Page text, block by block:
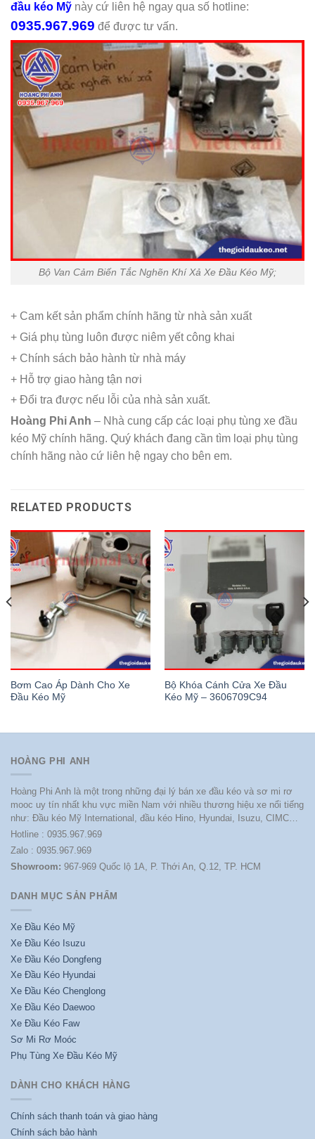
đầu kéo Mỹ này cứ liên hệ ngay qua số hotline:
0935.967.969 để được tư vấn.
Bộ Van Cảm Biến Tắc Nghẽn Khí Xả Xe Đầu Kéo Mỹ;
+ Cam kết sản phẩm chính hãng từ nhà sản xuất
+ Giá phụ tùng luôn được niêm yết công khai
+ Chính sách bảo hành từ nhà máy
+ Hỗ trợ giao hàng tận nơi
+ Đổi tra được nếu lỗi của nhà sản xuất.
Hoàng Phi Anh – Nhà cung cấp các loại phụ tùng xe đầu
kéo Mỹ chính hãng. Quý khách đang cần tìm loại phụ tùng
chính hãng nào cứ liên hệ ngay cho bên em.
RELATED PRODUCTS
Bơm Cao Áp Dành Cho Xe
Đầu Kéo Mỹ
Bộ Khóa Cánh Cửa Xe Đầu
Kéo Mỹ – 3606709C94
HOÀNG PHI ANH
Hoàng Phi Anh là một trong những đại lý bán xe đầu kéo và sơ mi rơ
mooc uy tín nhất khu vực miền Nam với nhiều thương hiệu xe nổi tiếng
như: Đầu kéo Mỹ International, đầu kéo Hino, Hyundai, Isuzu, CIMC…
Hotline : 0935.967.969
Zalo : 0935.967.969
Showroom: 967-969 Quốc lộ 1A, P. Thới An, Q.12, TP. HCM
DANH MỤC SẢN PHẨM
Xe Đầu Kéo Mỹ
Xe Đầu Kéo Isuzu
Xe Đầu Kéo Dongfeng
Xe Đầu Kéo Hyundai
Xe Đầu Kéo Chenglong
Xe Đầu Kéo Daewoo
Xe Đầu Kéo Faw
Sơ Mi Rơ Moóc
Phụ Tùng Xe Đầu Kéo Mỹ
DÀNH CHO KHÁCH HÀNG
Chính sách thanh toán và giao hàng
Chính sách bảo hành